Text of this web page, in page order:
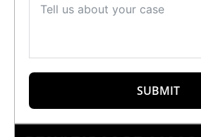
SUBMIT